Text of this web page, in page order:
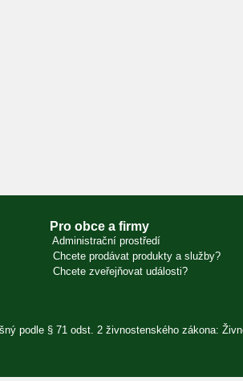
Pro obce a firmy
Administrační prostředí
Chcete prodávat produkty a služby?
Chcete zveřejňovat události?
podle § 71 odst. 2 živnostenského zákona: